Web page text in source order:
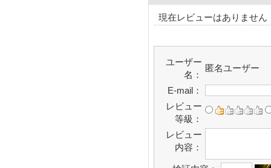
現在レビューはありません
ユーザー
名：
匿名ユーザー
E-mail：
レビュー
等級：
レビュー
内容：